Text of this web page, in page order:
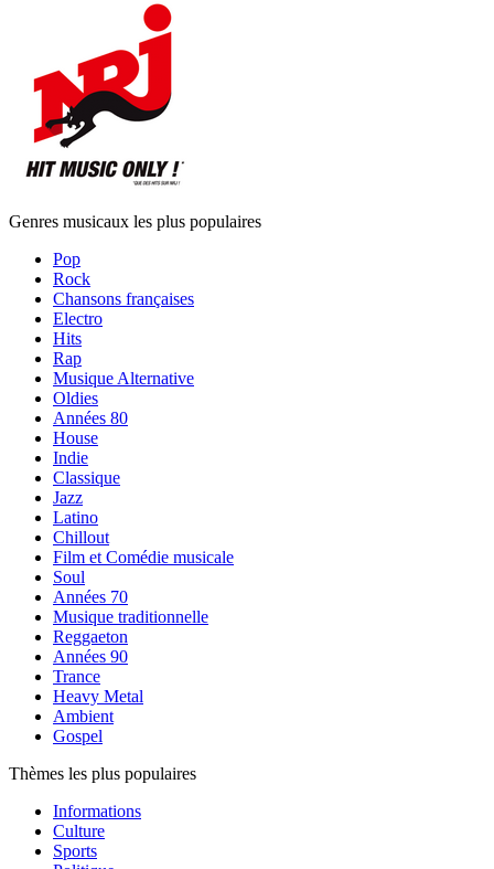
Genres musicaux les plus populaires
Pop
Rock
Chansons françaises
Electro
Hits
Rap
Musique Alternative
Oldies
Années 80
House
Indie
Classique
Jazz
Latino
Chillout
Film et Comédie musicale
Soul
Années 70
Musique traditionnelle
Reggaeton
Années 90
Trance
Heavy Metal
Ambient
Gospel
Thèmes les plus populaires
Informations
Culture
Sports